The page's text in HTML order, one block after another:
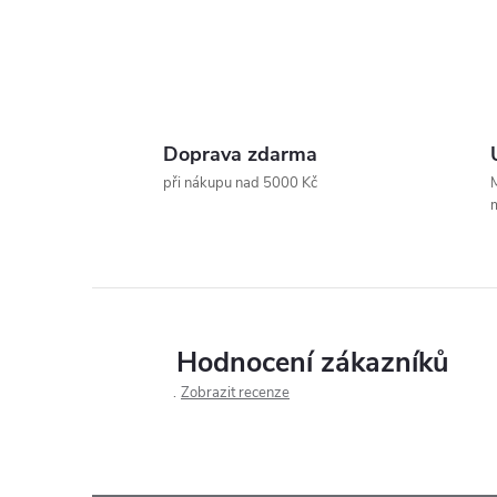
Doprava zdarma
při nákupu nad 5000 Kč
Hodnocení zákazníků
Zobrazit recenze